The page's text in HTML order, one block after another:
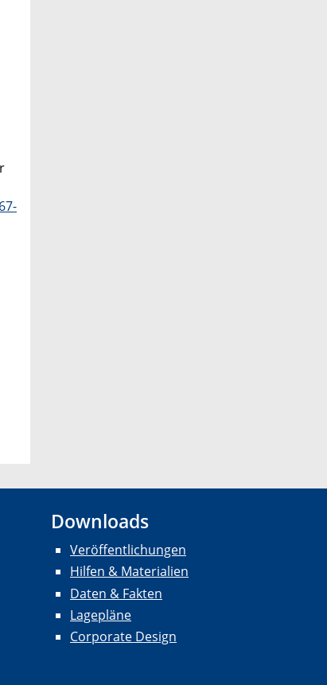
Downloads
Veröffentlichungen
Hilfen & Materialien
Daten & Fakten
Lagepläne
Corporate Design